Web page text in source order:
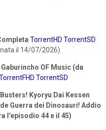
TorrentHD TorrentSD
il 14/07/2026)
OF Music (da
TorrentSD
Kyoryu Dai Kessen
Guerra dei Dinosauri! Addio
l'episodio 44 e il 45)